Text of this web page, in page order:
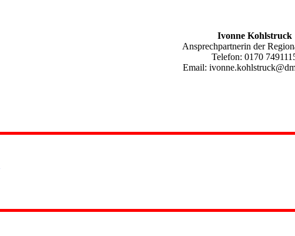
Ivonne Kohlstruck
Ansprechpartnerin der
Telefon: 0170
Email: